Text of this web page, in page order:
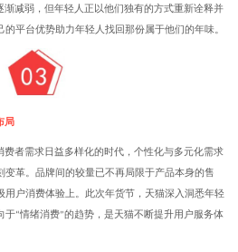
渐减弱，但年轻人正以他们独有的方式重新诠释并
平台优势助力年轻人找回那份属于他们的年味。
局
费者需求日益多样化的时代，个性化与多元化需求
革。品牌间的较量已不再局限于产品本身的售
户消费体验上。 此次年货节，天猫深入洞悉年轻
于“情绪消费”的趋势，是天猫不断提升用户服务体